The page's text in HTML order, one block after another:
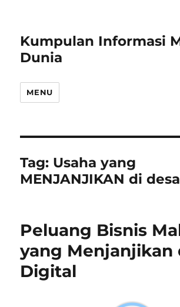
Kumpulan Informasi
Dunia
MENU
Tag: Usaha yang
MENJANJIKAN di desa
Peluang Bisnis
yang Menjanjikan
Digital